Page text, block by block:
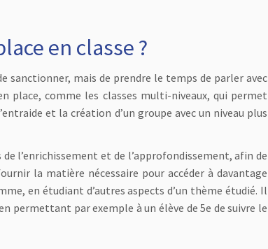
en classe ?
sanctionner, mais de prendre le temps de parler avec
place, comme les classes multi-niveaux, qui permet
et la création d’un groupe avec un niveau plus
l’enrichissement et de l’approfondissement, afin de
la matière nécessaire pour accéder à davantage
en étudiant d’autres aspects d’un thème étudié. Il
permettant par exemple à un élève de 5e de suivre le